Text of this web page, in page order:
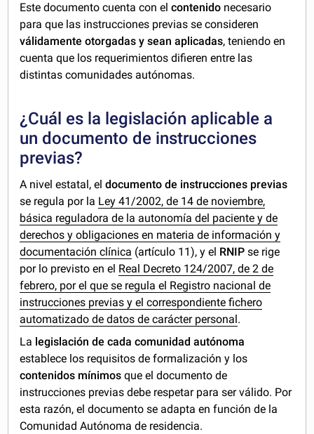
Este documento cuenta con elcontenido necesario
para que las instrucciones previas se consideren
válidamente otorgadas y sean aplicadas, teniendo en
cuenta que los requerimientos difieren entre las
distintas comunidades autónomas.
¿Cuál es la legislación aplicable a
un documento de instrucciones
previas?
A nivel estatal, eldocumento de instrucciones previas
se regula por la Ley 41/2002, de 14 de noviembre,
básica reguladora de la autonomía del paciente y de
derechos y obligaciones en materia de información y
documentación clínica (artículo 11), y el RNIP se rige
por lo previsto en el Real Decreto 124/2007, de 2 de
febrero, por el que se regula el Registro nacional de
instrucciones previas y el correspondiente fichero
automatizado de datos de carácter personal.
La legislación de cada comunidad autónoma
establece los requisitos de formalización y los
contenidos mínimos que el documento de
instrucciones previas debe respetar para ser válido. Por
esta razón, el documento se adapta en función de la
Comunidad Autónoma de residencia.